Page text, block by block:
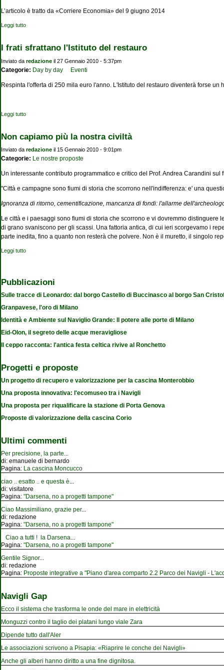
L’articolo è tratto da «Corriere Economia» del 9 giugno 2014
Leggi tutto
I frati sfrattano l'Istituto del restauro
Inviato da redazione il 27 Gennaio 2010 - 5:37pm
Categorie: Day by day Eventi
Respinta l'offerta di 250 mila euro l'anno. L'Istituto del restauro diventerà forse un
Leggi tutto
Non capiamo più la nostra civiltà
Inviato da redazione il 15 Gennaio 2010 - 9:01pm
Categorie: Le nostre proposte
Un interessante contributo programmatico e critico del Prof. Andrea Carandini
"Città e campagne sono fiumi di storia che scorrono nell'indifferenza: e' una
Ignoranza di ritorno, cementificazione, mancanza di fondi: l'allarme
Le città e i paesaggi sono fiumi di storia che scorrono e vi dovremmo
di grano svaniscono per gli scassi. Una fattoria antica, di cui ieri scorgevamo i
parte inedita, fino a quanto non resterà che polvere. Non è il muretto, il singolo
Leggi tutto
Pubblicazioni
Sulle tracce di Leonardo: dal borgo Castello di Buccinasco al borgo San
Granpavese, l'oro di Milano
Identità e Ambiente sul Naviglio Grande: Il potere alle porte di Milano
Eid-Olon, il segreto delle acque meravigliose
Il ceppo racconta: l'antica festa celtica rivive al Ronchetto
Progetti e proposte
Un progetto di recupero e valorizzazione per la cascina Monterobbio
Una proposta innovativa: l'ecomuseo tra i Navigli
Una proposta per riqualificare la stazione di Porta Genova
Proposte di valorizzazione della cascina Corio
Ultimi commenti
Per precisione, la parte...
di: emanuele di bernardo
Pagina: La cascina Moncucco
ciao .. esatto .. e questa è...
di: visitatore
Pagina: "Darsena, no a progetti tampone"
Ciao Massimiliano, grazie per...
di: redazione
Pagina: "Darsena, no a progetti tampone"
Ciao a tutti ! la Darsena...
Pagina: "Darsena, no a progetti tampone"
Gentile Signor...
di: redazione
Pagina: Proposte integrative a "Piano d'area comparto 2.2 Parco dei Navigli -
Navigli Gap
Ecco il sistema che trasforma le onde del mare in elettricità
Monguzzi contro il taglio dei platani lungo viale Zara
Dipende tutto dall'Aler
Le associazioni scrivono a Pisapia: «Riaprire le conche dei Navigli»
Anche gli alberi hanno diritto a una fine dignitosa.